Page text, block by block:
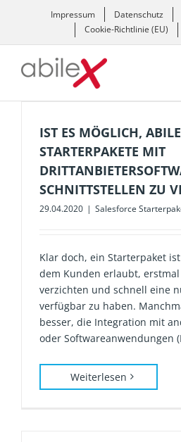
Impressum Datenschutz
Cookie-Richtlinie (EU)
IST ES MÖGLICH,
STARTERPAKETE MIT
SCHNITTSTELLEN ZU
29.04.2020 | Salesforce
Klar doch, ein Starterpaket
dem Kunden erlaubt,
verzichten und schnell eine
verfügbar zu haben.
besser, die Integration mit
oder Softwareanwendungen
Weiterlesen